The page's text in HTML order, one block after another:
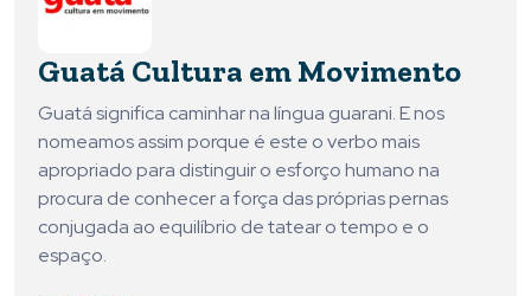
Guatá Cultura em Movimento
Guatá significa caminhar na língua guarani. E nos
nomeamos assim porque é este o verbo mais
apropriado para distinguir o esforço humano na
procura de conhecer a força das próprias pernas
conjugada ao equilíbrio de tatear o tempo e o
espaço.